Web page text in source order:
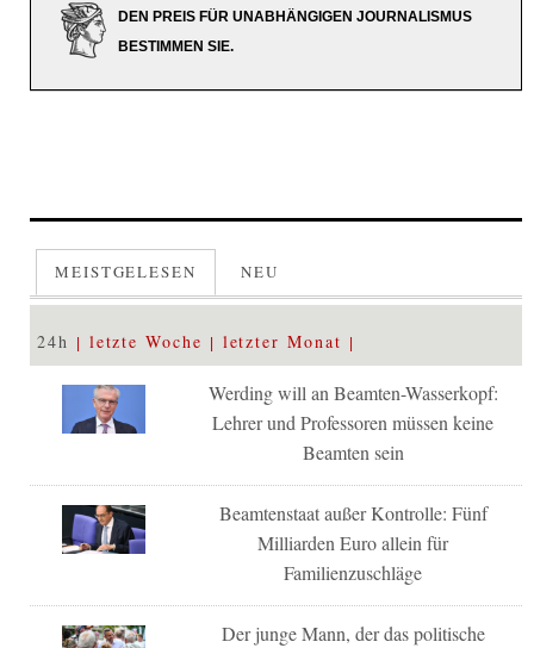
DEN PREIS FÜR UNABHÄNGIGEN JOURNALISMUS
BESTIMMEN SIE.
MEISTGELESEN NEU
24h letzte Woche letzter Monat
Werding will an Beamten-Wasserkopf:
Lehrer und Professoren müssen keine
Beamten sein
Beamtenstaat außer Kontrolle: Fünf
Milliarden Euro allein für
Familienzuschläge
Der junge Mann, der das politische